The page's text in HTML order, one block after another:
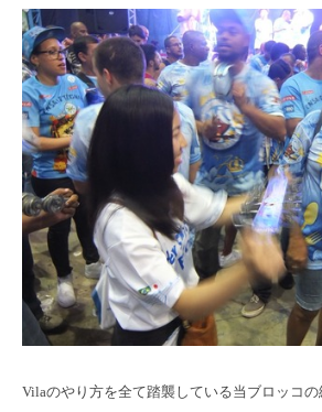
Vilaのやり方を全て踏襲している当ブロッコ